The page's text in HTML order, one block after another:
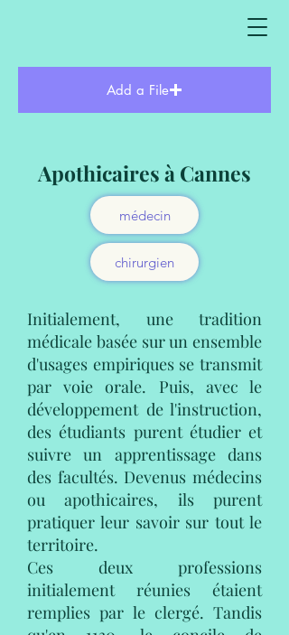
Add a File
Apothicaires à Cannes
médecin
chirurgien
Initialement, une tradition
médicale basée sur un ensemble
d'usages empiriques se transmit
par voie orale. Puis, avec le
développement de l'instruction,
des étudiants purent étudier et
suivre un apprentissage dans
des facultés. Devenus médecins
ou apothicaires, ils purent
pratiquer leur savoir sur tout le
territoire.
Ces deux professions
initialement réunies étaient
remplies par le clergé. Tandis